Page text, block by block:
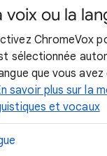
ou la
ChromeVox
sélectionnée
que vous
savoir plus sur la
et vocaux